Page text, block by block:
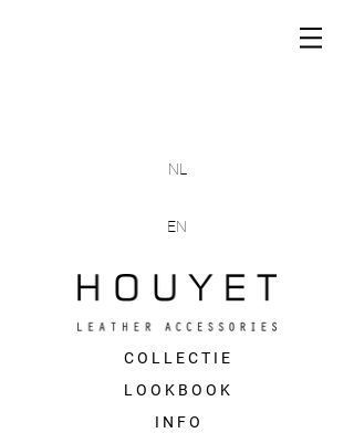
NL
EN
C O L L E C T I E
L O O K B O O K
I N F O